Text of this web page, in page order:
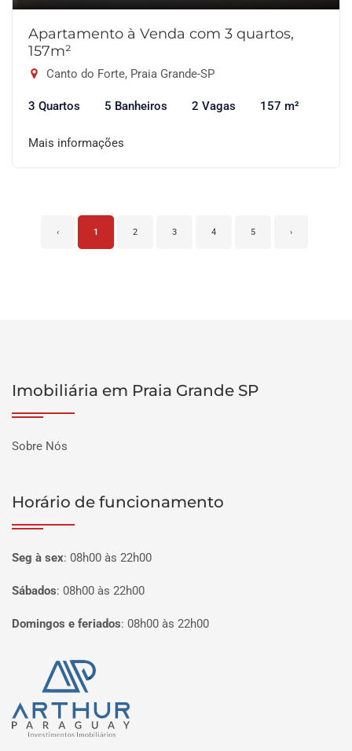
Apartamento à Venda com 3 quartos,
157m²
Canto do Forte, Praia Grande-SP
3 Quartos 5 Banheiros 2 Vagas 157 m²
Mais informações
‹ 1 2 3 4 5 ›
Imobiliária em Praia Grande SP
Sobre Nós
Horário de funcionamento
Seg à sex: 08h00 às 22h00
Sábados: 08h00 às 22h00
Domingos e feriados: 08h00 às 22h00
Página inicial